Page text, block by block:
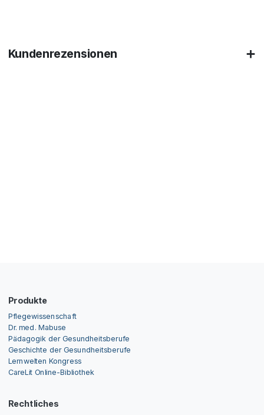
Kundenrezensionen
Produkte
Pflegewissenschaft
Dr. med. Mabuse
Pädagogik der Gesundheitsberufe
Geschichte der Gesundheitsberufe
Lernwelten Kongress
CareLit Online-Bibliothek
Rechtliches